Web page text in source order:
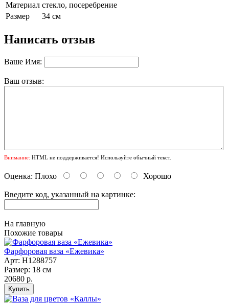
Материал стекло, посеребрение
Размер
34 см
Написать отзыв
Ваше Имя:
Ваш отзыв:
Внимание: HTML не поддерживается! Используйте обычный текст.
Оценка: Плохо Хорошо
Введите код, указанный на картинке:
На главную
Похожие товары
Фарфоровая ваза «Ежевика»
Арт: Н1288757
Размер: 18 см
20680 р.